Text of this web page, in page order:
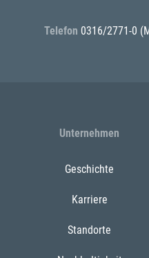
Telefon 0316/2771-0
Unternehmen
Geschichte
Karriere
Standorte